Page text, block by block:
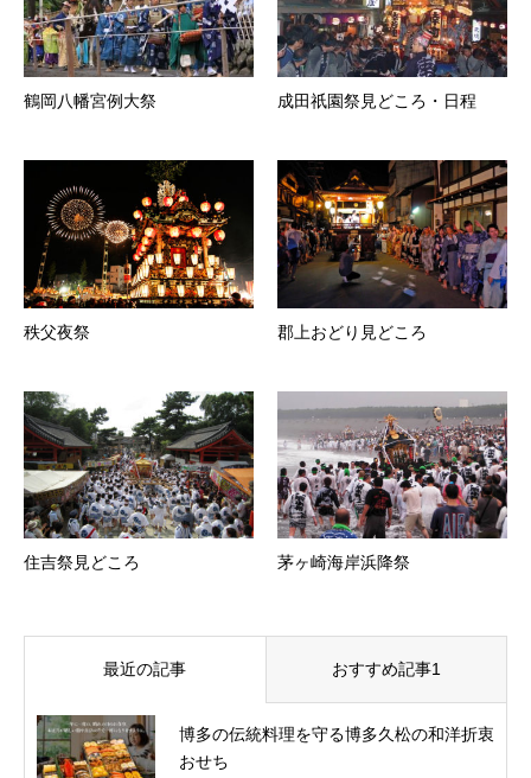
鶴岡八幡宮例大祭 成田祇園祭見どころ・日程
秩父夜祭 郡上おどり見どころ
住吉祭見どころ 茅ヶ崎海岸浜降祭
最近の記事 おすすめ記事1
博多の伝統料理を守る博多久松の和洋折衷
おせち